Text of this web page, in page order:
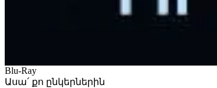
Blu-Ray
Ասա՛ քո ընկերներին